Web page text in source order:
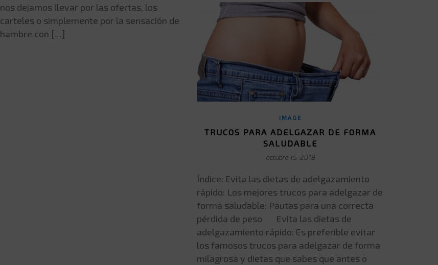
nos dejamos llevar por las ofertas, los
carteles o simplemente por la sensación de
hambre con […]
IMAGE
TRUCOS PARA ADELGAZAR DE FORMA
SALUDABLE
octubre 15, 2018
Índice: Evita las dietas de adelgazamiento
rápido: Los mejores trucos para adelgazar de
forma saludable: Pautas para una correcta
pérdida de peso Evita las dietas de
adelgazamiento rápido: Es preferible evitar
los famosos trucos para adelgazar de forma
milagrosa y dietas que sabes que antes o